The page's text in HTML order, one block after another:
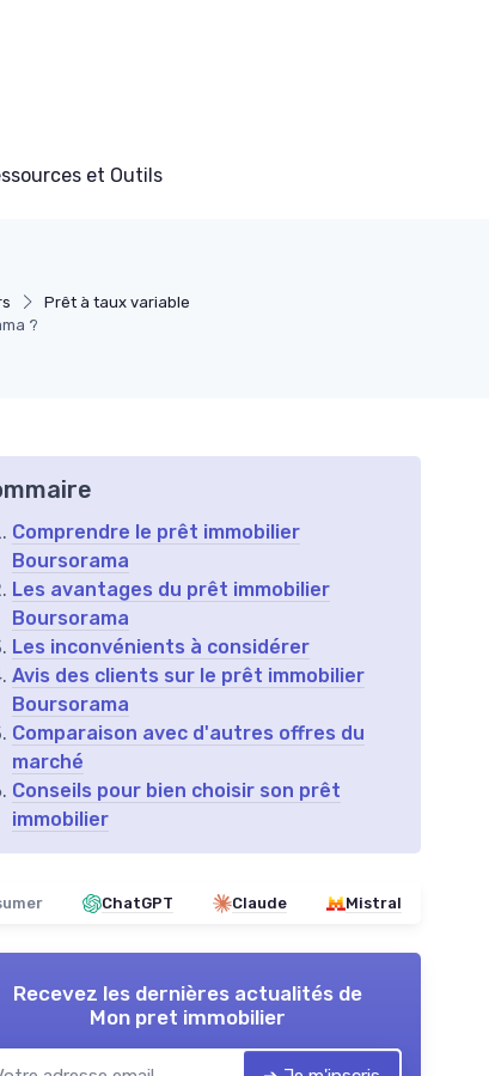
et Outils
Prêt à taux variable
?
Comprendre le prêt immobilier
Boursorama
Les avantages du prêt immobilier
Boursorama
Les inconvénients à considérer
Avis des clients sur le prêt immobilier
Boursorama
Comparaison avec d'autres offres du
marché
Conseils pour bien choisir son prêt
immobilier
ChatGPT Claude Mistral
Recevez les dernières actualités de
Mon pret immobilier